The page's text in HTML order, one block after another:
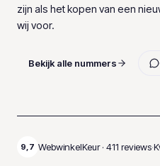
zijn als het kopen van een
wij voor.
Bekijk alle nummers
9,7 WebwinkelKeur · 411 reviews·